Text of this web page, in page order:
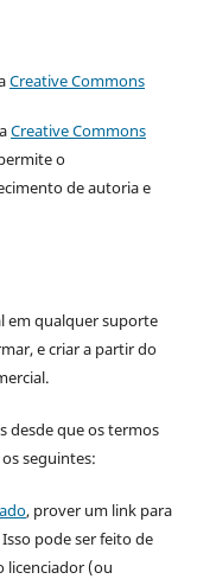
Creative Commons
Creative Commons
o
de autoria e
em qualquer suporte
e criar a partir do
desde que os termos
seguintes:
, prover um link para
Isso pode ser feito de
licenciador (ou